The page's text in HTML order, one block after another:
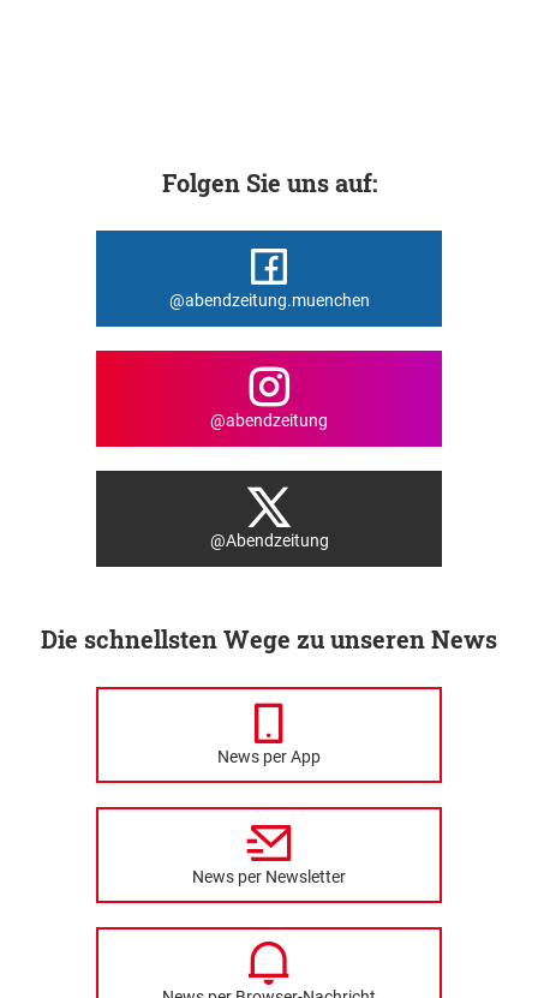
Folgen Sie uns auf:
@abendzeitung.muenchen
@abendzeitung
@Abendzeitung
Die schnellsten Wege zu unseren News
News per App
News per Newsletter